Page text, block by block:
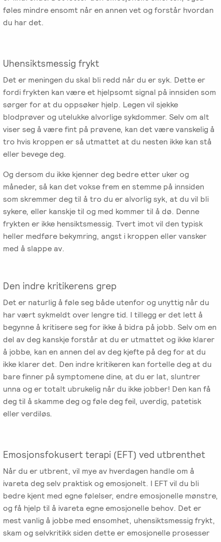
føles mindre ensomt når en annen vet og forstår hvordan
du har det.
Uhensiktsmessig frykt
Det er meningen du skal bli redd når du er syk. Dette er
fordi frykten kan være et hjelpsomt signal på innsiden som
sørger for at du oppsøker hjelp. Legen vil sjekke
blodprøver og utelukke alvorlige sykdommer. Selv om alt
viser seg å være fint på prøvene, kan det være vanskelig å
tro hvis kroppen er så utmattet at du nesten ikke kan stå
eller bevege deg.
Og dersom du ikke kjenner deg bedre etter uker og
måneder, så kan det vokse frem en stemme på innsiden
som skremmer deg til å tro du er alvorlig syk, at du vil bli
sykere, eller kanskje til og med kommer til å dø. Denne
frykten er ikke hensiktsmessig. Tvert imot vil den typisk
heller medføre bekymring, angst i kroppen eller vansker
med å slappe av.
Den indre kritikerens grep
Det er naturlig å føle seg både utenfor og unyttig når du
har vært sykmeldt over lengre tid. I tillegg er det lett å
begynne å kritisere seg for ikke å bidra på jobb. Selv om en
del av deg kanskje forstår at du er utmattet og ikke klarer
å jobbe, kan en annen del av deg kjefte på deg for at du
ikke klarer det. Den indre kritikeren kan fortelle deg at du
bare finner på symptomene dine, at du er lat, sluntrer
unna og er totalt ubrukelig når du ikke jobber! Den kan få
deg til å skamme deg og føle deg feil, uverdig, patetisk
eller verdiløs.
Emosjonsfokusert terapi (EFT) ved utbrenthet
Når du er utbrent, vil mye av hverdagen handle om å
ivareta deg selv praktisk og emosjonelt. I EFT vil du bli
bedre kjent med egne følelser, endre emosjonelle mønstre,
og få hjelp til å ivareta egne emosjonelle behov. Det er
mest vanlig å jobbe med ensomhet, uhensiktsmessig frykt,
skam og selvkritikk siden dette er emosjonelle prosesser